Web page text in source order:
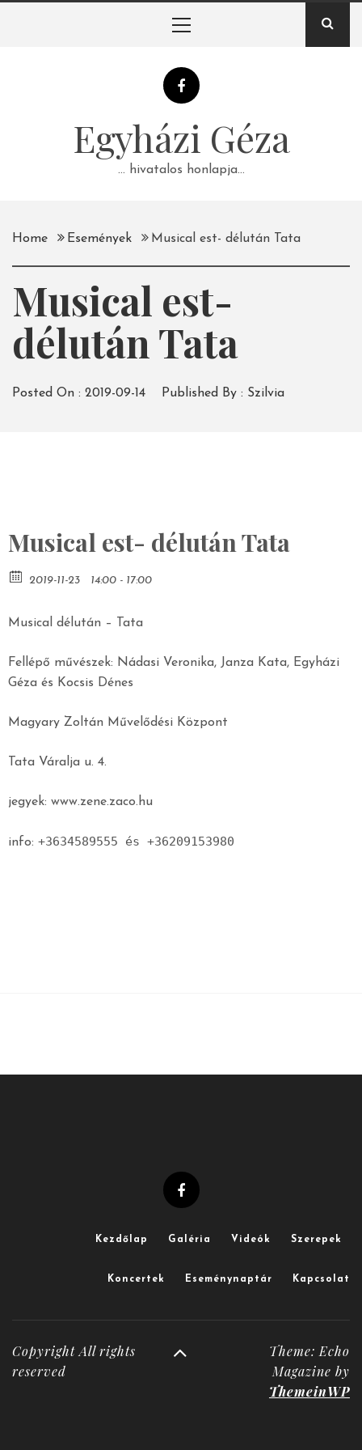
Egyházi Géza
… hivatalos honlapja…
Home Események Musical est- délután Tata
Musical est-
délután Tata
Posted On : 2019-09-14 Published By : Szilvia
Musical est- délután Tata
2019-11-23 14:00 - 17:00
Musical délután – Tata
Fellépő művészek: Nádasi Veronika, Janza Kata, Egyházi
Géza és Kocsis Dénes
Magyary Zoltán Művelődési Központ
Tata Váralja u. 4.
jegyek: www.zene.zaco.hu
info: +3634589555 és +36209153980
Kezdőlap Galéria Videók Szerepek
Koncertek Eseménynaptár Kapcsolat
Copyright All rights
reserved
Theme: Echo
Magazine by
ThemeinWP